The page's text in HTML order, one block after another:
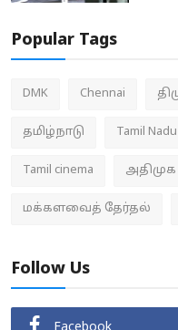
Popular Tags
DMK Chennai
தமிழ்நாடு Tamil Nadu
Tamil cinema அதிமுக
மக்களவைத் தேர்தல்
Follow Us